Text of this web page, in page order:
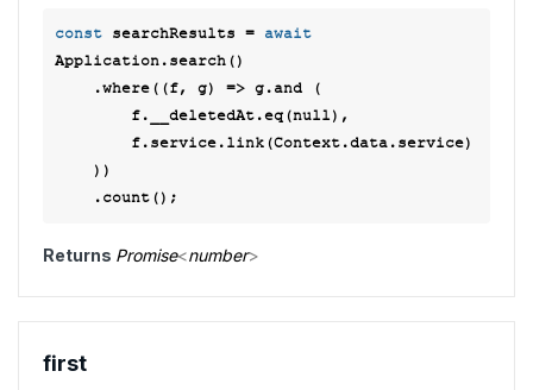
const searchResults = await
Application.search()
    .where(
(f, g) => g.and (
        f.__deletedAt.eq(
null),
Returns Promise<number>
first